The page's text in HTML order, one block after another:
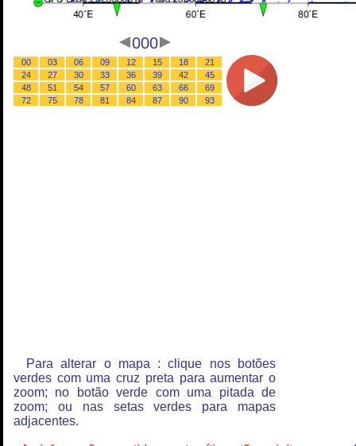
000
00 03 06 09 12 15 18
21
24
27 30 33 36 39 42
45
48
51 54 57 60 63 66
69
72
75 78 81 84 87 90 93
Para alterar o mapa : clique nos botões
verdes com uma cruz preta para aumentar o
zoom; no botão verde com uma pitada de
zoom; ou nas setas verdes para mapas
adjacentes.